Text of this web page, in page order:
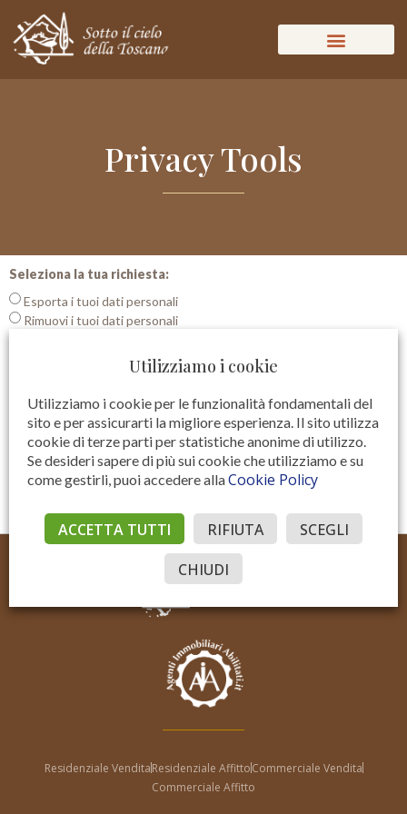
Privacy Tools
Seleziona la tua richiesta:
Esporta i tuoi dati personali
Rimuovi i tuoi dati personali
Verifica di essere umano (richiesto): 2 + 3 = ?
Residenziale VenditaResidenziale AffittoCommerciale Vendita
Commerciale Affitto
Utilizziamo i cookie
Utilizziamo i cookie per le funzionalità fondamentali del
sito e per assicurarti la migliore esperienza. Il sito utilizza
cookie di terze parti per statistiche anonime di utilizzo.
Se desideri sapere di più sui cookie che utilizziamo e su
come gestirli, puoi accedere allaCookie Policy
ACCETTA TUTTI RIFIUTA
SCEGLI
CHIUDI